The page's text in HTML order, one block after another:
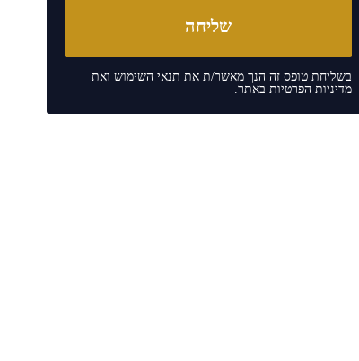
בשליחת טופס זה הנך מאשר/ת את תנאי השימושואת
מדיניות הפרטיותבאתר.